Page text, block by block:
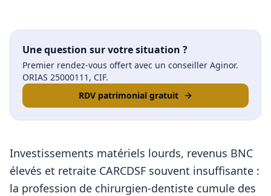
Une question sur votre situation ?
Premier rendez-vous offert avec un conseiller Aginor.
ORIAS 25000111, CIF.
RDV patrimonial gratuit
Investissements matériels lourds, revenus BNC
élevés et retraite CARCDSF souvent insuffisante :
la profession de chirurgien-dentiste cumule des